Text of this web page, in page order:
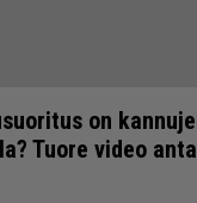
on
Tuore video